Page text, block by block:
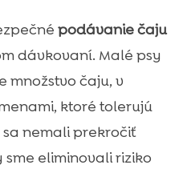
podávanie čaju
dávkovaní. Malé psy
množstvo čaju, v
ktoré tolerujú
nemali prekročiť
eliminovali riziko